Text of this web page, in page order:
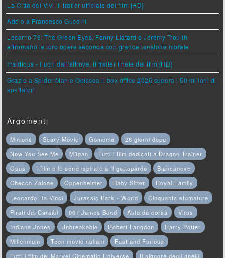
La Città dei Vivi, il trailer ufficiale del film [HD]
Addio a Francesco Guccini
Locarno 79: The Green Eyes, Fanny Liatard e Jérémy Trouilh
affrontano la loro opera seconda con grande tensione morale
Insidious - Fuori dall'altrove, il trailer finale del film [HD]
Grazie a Spider-Man e Odissea il box office 2026 supera i 50 milioni di
spettatori
Argomenti
Minions Scary Movie Gomorra
28 giorni dopo
Now You See Me
M3gan
Tutti i film dedicati a Dragon Trainer
Opus
I film e le serie ispirate a Il gattopardo
Biancaneve
Checco Zalone
Oppenheimer Baby Sitter
Royal Family
Leonardo Da Vinci
Jurassic Park - World
Cinquanta sfumature
Pirati dei Caraibi
007 James Bond Auto da corsa
Virus
Indiana Jones
Unbreakable Robert Langdon
Harry Potter
Millennium
Teen movie italiani
Fast and Furious
Tutti i film del Marvel Cinematic Universe
Il signore degli anelli